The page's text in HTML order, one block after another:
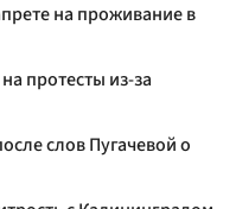
на проживание в
протесты из-за
слов Пугачевой о